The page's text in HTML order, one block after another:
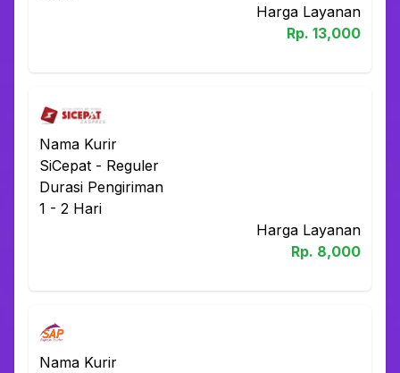
Harga Layanan
Rp. 13,000
Nama Kurir
SiCepat - Reguler
Durasi Pengiriman
1 - 2 Hari
Harga Layanan
Rp. 8,000
Nama Kurir